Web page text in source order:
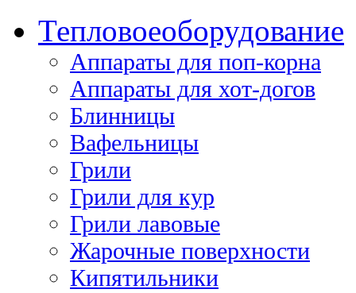
Тепловоеоборудование
Аппараты для поп-корна
Аппараты для хот-догов
Блинницы
Вафельницы
Грили
Грили для кур
Грили лавовые
Жарочные поверхности
Кипятильники